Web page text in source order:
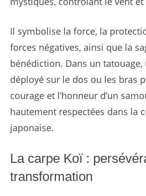
Il symbolise la force, la
forces négatives, ainsi que la
bénédiction. Dans un tatouage,
déployé sur le dos ou les bras
courage et l’honneur d’un
hautement respectées dans la
japonaise.
La carpe Koï :
transformation